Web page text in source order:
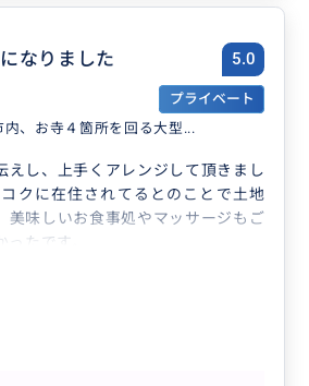
なりました 5.0
プライベート
内、お寺４箇所を回る大型...
えし、上手くアレンジして頂きまし
クに在住されてるとのことで土地
美味しいお食事処やマッサージもご
たです。